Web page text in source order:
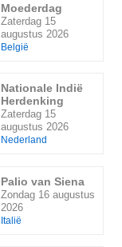
Moederdag
Zaterdag 15
augustus 2026
België
Nationale Indië
Herdenking
Zaterdag 15
augustus 2026
Nederland
Palio van Siena
Zondag 16 augustus
2026
Italië